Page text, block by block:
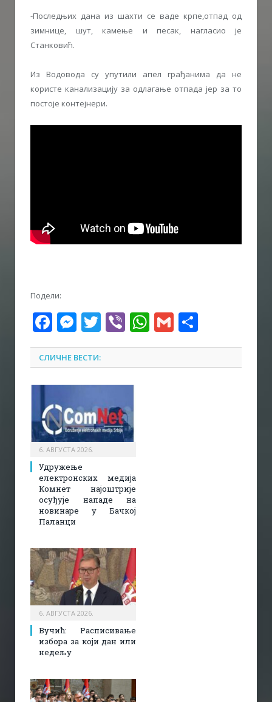
-Последњих дана из шахти се ваде крпе,отпад од
зимнице, шут, камењe и песак, нагласио је
Станковић.
Из Водовода су упутили апел грађанима да не
користе канализацију за одлагање отпада јер за то
постоје контејнери.
Подели:
Facebook
Messenger
Twitter
ViberWhatsApp
Gmail
СЛИЧНЕ ВЕСТИ:
6. АВГУСТА 2026.
Удружење
електронских медија
Комнет најоштрије
осуђује нападе на
новинаре у Бачкој
Паланци
6. АВГУСТА 2026.
Вучић: Расписивање
избора за који дан или
недељу